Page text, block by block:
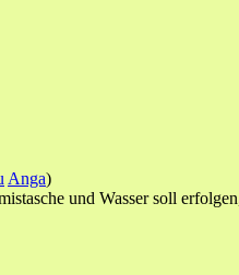
Anga)
und Wasser soll